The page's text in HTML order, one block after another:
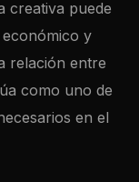
creativa puede
y
relación entre
como uno de
en el